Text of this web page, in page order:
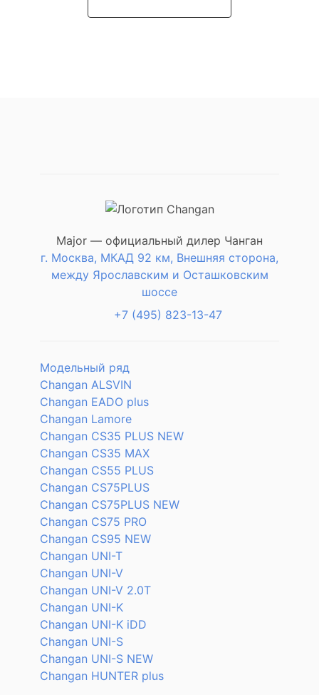
Major — официальный дилер Чанган
г. Москва, МКАД 92 км, Внешняя сторона,
между Ярославским и Осташковским
шоссе
+7 (495) 823-13-47
Модельный ряд
Changan ALSVIN
Changan EADO plus
Changan Lamore
Changan CS35 PLUS NEW
Changan CS35 MAX
Changan CS55 PLUS
Changan CS75PLUS
Changan CS75PLUS NEW
Changan CS75 PRO
Changan CS95 NEW
Changan UNI-T
Changan UNI-V
Changan UNI-V 2.0T
Changan UNI-K
Changan UNI-K iDD
Changan UNI-S
Changan UNI-S NEW
Changan HUNTER plus